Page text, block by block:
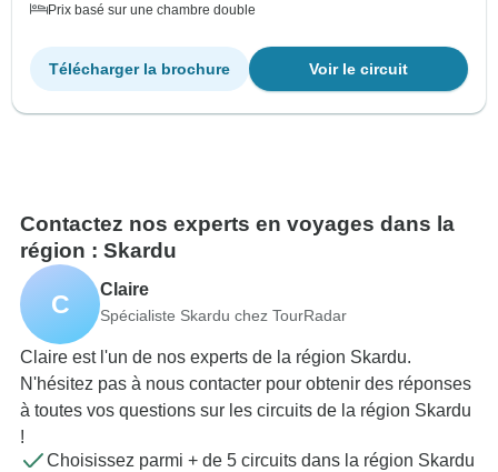
Prix basé sur une chambre double
Voir le circuit
Télécharger la brochure
Contactez nos experts en voyages dans la
région : Skardu
C Claire
Spécialiste Skardu chez TourRadar
Claire est l'un de nos experts de la région Skardu.
N'hésitez pas à nous contacter pour obtenir des réponses
à toutes vos questions sur les circuits de la région Skardu
!
Choisissez parmi + de 5 circuits dans la région Skardu